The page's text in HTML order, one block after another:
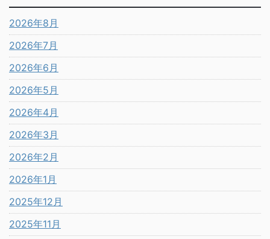
2026年8月
2026年7月
2026年6月
2026年5月
2026年4月
2026年3月
2026年2月
2026年1月
2025年12月
2025年11月